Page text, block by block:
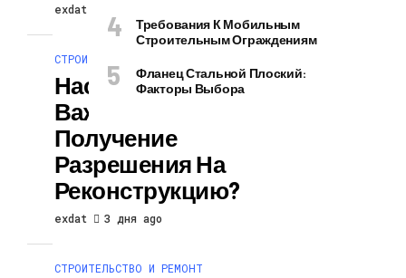
exdat
СТРОИТЕЛЬСТВО И РЕМОНТ
Насколько
Важно
Получение
Разрешения На
Реконструкцию?
exdat 3 дня ago
СТРОИТЕЛЬСТВО И РЕМОНТ
Требования К Мобильным
Строительным Ограждениям
Фланец Стальной Плоский:
Факторы Выбора